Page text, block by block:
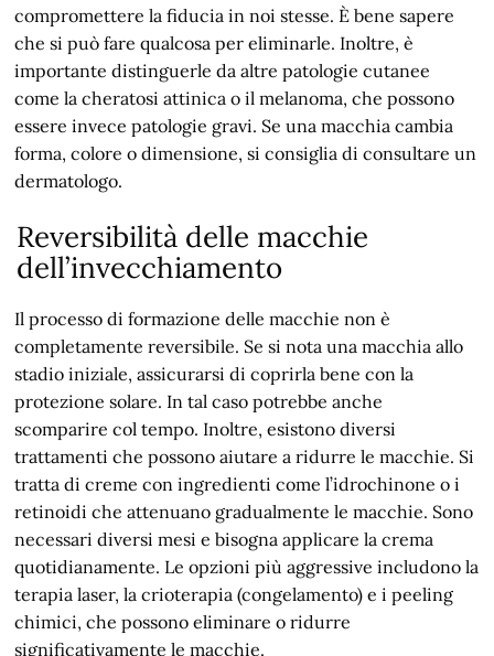
compromettere la fiducia in noi stesse. È bene sapere
che si può fare qualcosa per eliminarle. Inoltre, è
importante distinguerle da altre patologie cutanee
come la cheratosi attinica o il melanoma, che possono
essere invece patologie gravi. Se una macchia cambia
forma, colore o dimensione, si consiglia di consultare un
dermatologo.
Reversibilità delle macchie
dell’invecchiamento
Il processo di formazione delle macchie non è
completamente reversibile. Se si nota una macchia allo
stadio iniziale, assicurarsi di coprirla bene con la
protezione solare. In tal caso potrebbe anche
scomparire col tempo. Inoltre, esistono diversi
trattamenti che possono aiutare a ridurre le macchie. Si
tratta di creme con ingredienti come l’idrochinone o i
retinoidi che attenuano gradualmente le macchie. Sono
necessari diversi mesi e bisogna applicare la crema
quotidianamente. Le opzioni più aggressive includono la
terapia laser, la crioterapia (congelamento) e i peeling
chimici, che possono eliminare o ridurre
significativamente le macchie.